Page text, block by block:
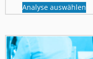
Analyse auswählen